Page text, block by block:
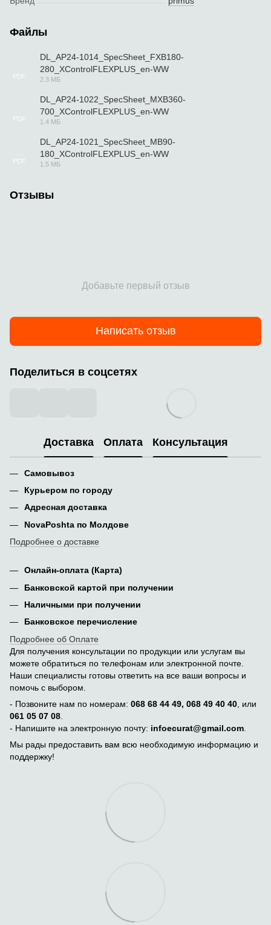
Файлы
PDF
DL_AP24-1014_SpecSheet_FXB180-
280_XControlFLEXPLUS_en-WW
2.3 МБ
PDF
DL_AP24-1022_SpecSheet_MXB360-
700_XControlFLEXPLUS_en-WW
1.4 МБ
PDF
DL_AP24-1021_SpecSheet_MB90-
180_XControlFLEXPLUS_en-WW
1.5 МБ
Отзывы
Добавьте первый отзыв
Написать отзыв
Поделиться в соцсетях
Доставка Оплата Консультация
Самовывоз
Курьером по городу
Адресная доставка
NovaPoshta по Молдове
Подробнее о доставке
Онлайн-оплата (Карта)
Банковской картой при получении
Наличными при получении
Банковское перечисление
Подробнее об Оплате
Для получения консультации по продукции или услугам вы
можете обратиться по телефонам или электронной почте.
Наши специалисты готовы ответить на все ваши вопросы и
помочь с выбором.
- Позвоните нам по номерам: 068 68 44 49, 068 49 40 40 , или
061 05 07 08
- Напишите на электронную почту: infoecurat@gmail.com
Мы рады предоставить вам всю необходимую информацию и
поддержку!